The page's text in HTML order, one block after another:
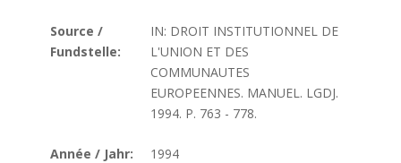
Source /
Fundstelle:
IN: DROIT INSTITUTIONNEL DE
L'UNION ET DES
COMMUNAUTES
EUROPEENNES. MANUEL. LGDJ.
1994. P. 763 - 778.
Année / Jahr: 1994